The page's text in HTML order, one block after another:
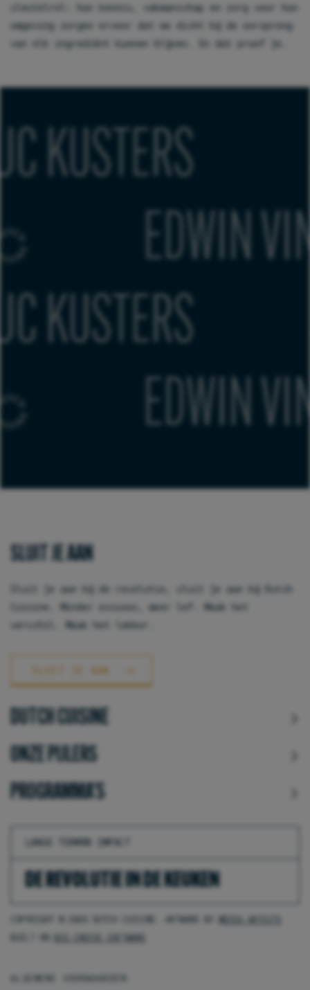
sleutelrol: hun kennis, vakmanschap en zorg voor hun
omgeving zorgen ervoor dat we dicht bij de oorsprong
van elk ingrediënt kunnen blijven. En dat proef je.
LUC
VINKE
LUC
VINKE
DUTCH CUISINE
ONZE PIJLERS
PROGRAMMA'S
SLUIT JE AAN
Sluit je aan bij de revolutie, sluit je aan bij Dutch
Cuisine. Minder excuses, meer lef. Maak het
verschil. Maak het lekker.
SLUIT JE AAN
LANGE TERMIJN IMPACT
DE REVOLUTIE IN DE KEUKEN
BIG CHEESE SOFTWARE